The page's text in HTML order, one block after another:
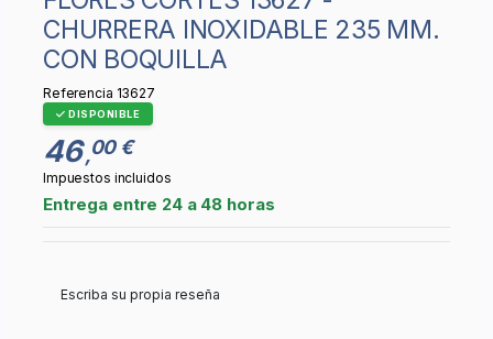
CHURRERA INOXIDABLE 235 MM.
CON BOQUILLA
Referencia 13627
DISPONIBLE
46 ,00 €
Impuestos incluidos
Entrega entre 24 a 48 horas
Escriba su propia reseña